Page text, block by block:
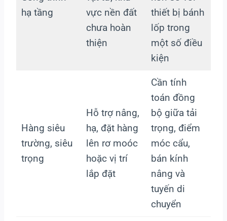
hạ tầng
vực nền đất
chưa hoàn
thiện
thiết bị bánh
lốp trong
một số điều
kiện
Hàng siêu
trường, siêu
trọng
Hỗ trợ nâng,
hạ, đặt hàng
lên rơ moóc
hoặc vị trí
lắp đặt
Cần tính
toán đồng
bộ giữa tải
trọng, điểm
móc cẩu,
bán kính
nâng và
tuyến di
chuyển